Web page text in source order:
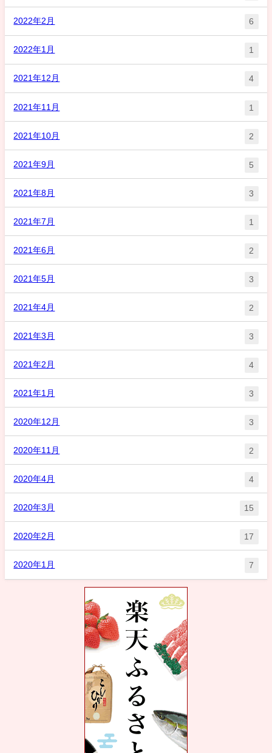
2022年2月 6
2022年1月 1
2021年12月 4
2021年11月 1
2021年10月 2
2021年9月 5
2021年8月 3
2021年7月 1
2021年6月 2
2021年5月 3
2021年4月 2
2021年3月 3
2021年2月 4
2021年1月 3
2020年12月 3
2020年11月 2
2020年4月 4
2020年3月 15
2020年2月 17
2020年1月 7